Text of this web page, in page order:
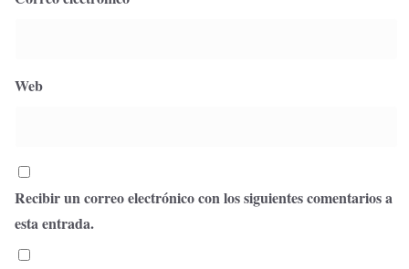
Web
Recibir un correo electrónico con los siguientes comentarios a
esta entrada.